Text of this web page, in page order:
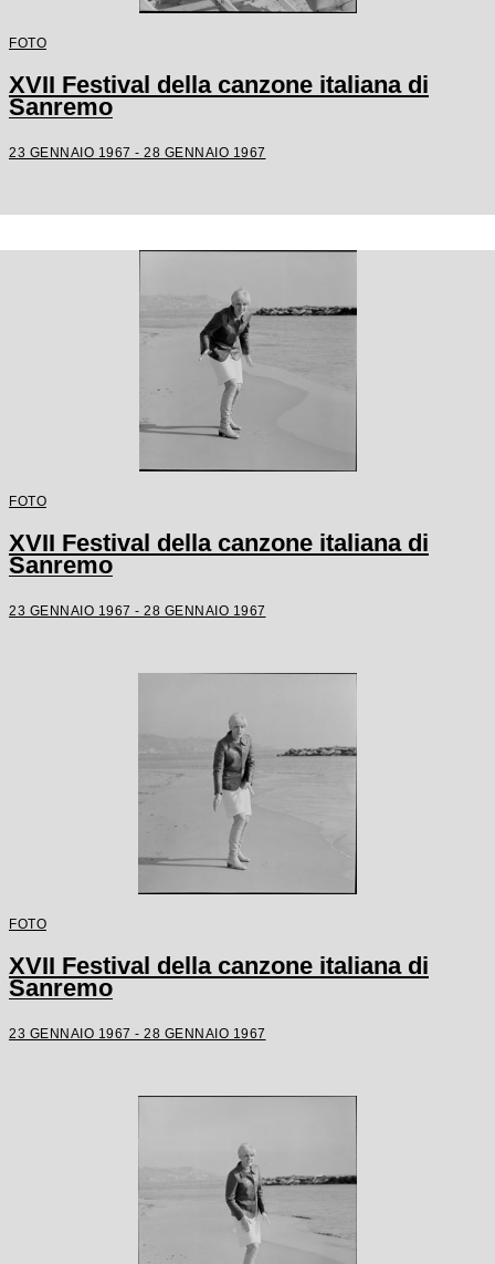
FOTO
XVII Festival della canzone italiana di
Sanremo
23 GENNAIO 1967 - 28 GENNAIO 1967
FOTO
XVII Festival della canzone italiana di
Sanremo
23 GENNAIO 1967 - 28 GENNAIO 1967
FOTO
XVII Festival della canzone italiana di
Sanremo
23 GENNAIO 1967 - 28 GENNAIO 1967